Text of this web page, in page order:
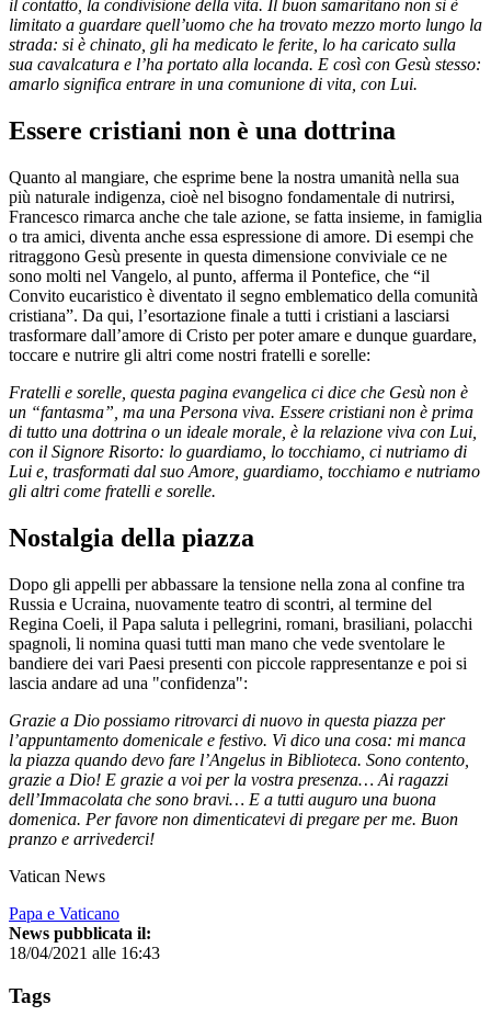
il contatto, la condivisione della vita. Il buon samaritano non si è
limitato a guardare quell’uomo che ha trovato mezzo morto lungo la
strada: si è chinato, gli ha medicato le ferite, lo ha caricato sulla
sua cavalcatura e l’ha portato alla locanda. E così con Gesù stesso:
amarlo significa entrare in una comunione di vita, con Lui.
Essere cristiani non è una dottrina
Quanto al mangiare, che esprime bene la nostra umanità nella sua
più naturale indigenza, cioè nel bisogno fondamentale di nutrirsi,
Francesco rimarca anche che tale azione, se fatta insieme, in famiglia
o tra amici, diventa anche essa espressione di amore. Di esempi che
ritraggono Gesù presente in questa dimensione conviviale ce ne
sono molti nel Vangelo, al punto, afferma il Pontefice, che “il
Convito eucaristico è diventato il segno emblematico della comunità
cristiana”. Da qui, l’esortazione finale a tutti i cristiani a lasciarsi
trasformare dall’amore di Cristo per poter amare e dunque guardare,
toccare e nutrire gli altri come nostri fratelli e sorelle:
Fratelli e sorelle, questa pagina evangelica ci dice che Gesù non è
un “fantasma”, ma una Persona viva. Essere cristiani non è prima
di tutto una dottrina o un ideale morale, è la relazione viva con Lui,
con il Signore Risorto: lo guardiamo, lo tocchiamo, ci nutriamo di
Lui e, trasformati dal suo Amore, guardiamo, tocchiamo e nutriamo
gli altri come fratelli e sorelle.
Nostalgia della piazza
Dopo gli appelli per abbassare la tensione nella zona al confine tra
Russia e Ucraina, nuovamente teatro di scontri, al termine del
Regina Coeli, il Papa saluta i pellegrini, romani, brasiliani, polacchi
spagnoli, li nomina quasi tutti man mano che vede sventolare le
bandiere dei vari Paesi presenti con piccole rappresentanze e poi si
lascia andare ad una "confidenza":
Grazie a Dio possiamo ritrovarci di nuovo in questa piazza per
l’appuntamento domenicale e festivo. Vi dico una cosa: mi manca
la piazza quando devo fare l’Angelus in Biblioteca. Sono contento,
grazie a Dio! E grazie a voi per la vostra presenza… Ai ragazzi
dell’Immacolata che sono bravi… E a tutti auguro una buona
domenica. Per favore non dimenticatevi di pregare per me. Buon
pranzo e arrivederci!
Vatican News
Papa e Vaticano
News pubblicata il:
18/04/2021 alle 16:43
Tags